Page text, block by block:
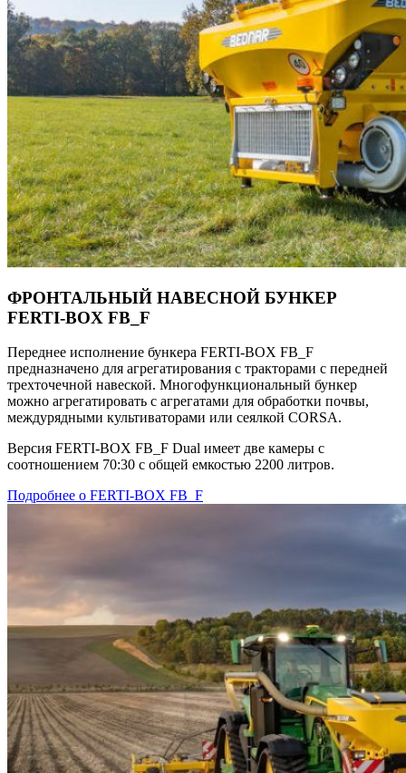
ФРОНТАЛЬНЫЙ НАВЕСНОЙ БУНКЕР
FERTI-BOX FB_F
Переднее исполнение бункера FERTI-BOX FB_F
предназначено для агрегатирования с тракторами с передней
трехточечной навеской. Многофункциональный бункер
можно агрегатировать с агрегатами для обработки почвы,
междурядными культиваторами или сеялкой CORSA.
Версия FERTI-BOX FB_F Dual имеет две камеры с
соотношением 70:30 с общей емкостью 2200 литров.
Подробнее о FERTI-BOX FB_F